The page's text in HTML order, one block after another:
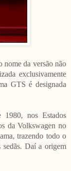
nome da versão não
exclusivamente
GTS é designada
1980, nos Estados
da Volkswagen no
trazendo todo o
sedãs. Daí a origem